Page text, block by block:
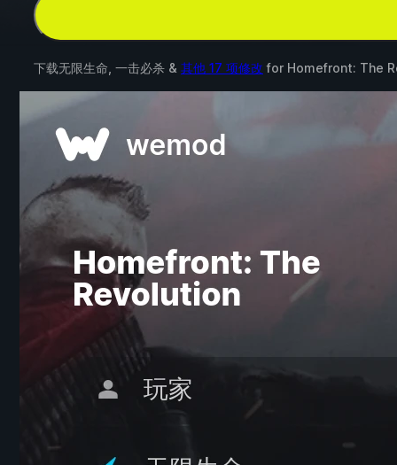
下载无限生命, 一击必杀 & 其他 17 项修改 for Homefront: The